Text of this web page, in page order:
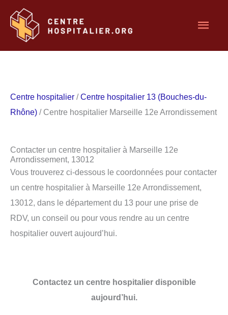
contenu
Centre hospitalier /Centre hospitalier 13 (Bouches-du-
Rhône) / Centre hospitalier Marseille 12e Arrondissement
Contacter un centre hospitalier à Marseille 12e
Arrondissement, 13012
Vous trouverez ci-dessous le coordonnées pour contacter
un centre hospitalier à Marseille 12e Arrondissement,
13012, dans le département du 13 pour une prise de
RDV, un conseil ou pour vous rendre au un centre
hospitalier ouvert aujourd’hui.
Contactez un centre hospitalier disponible
aujourd’hui.